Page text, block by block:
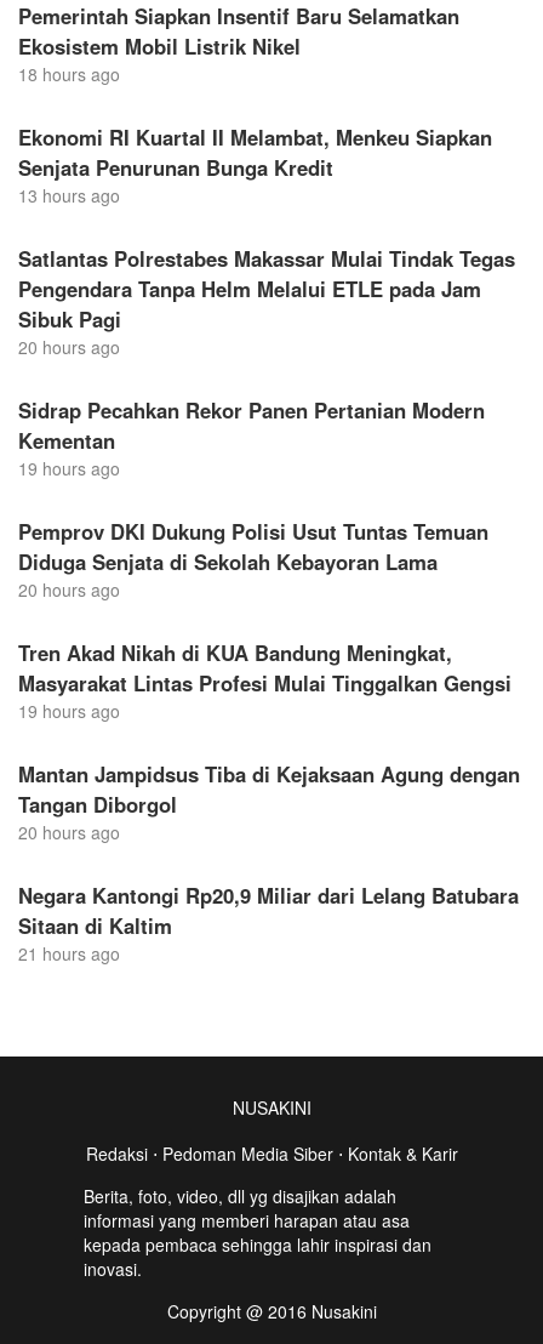
Pemerintah Siapkan Insentif Baru Selamatkan
Ekosistem Mobil Listrik Nikel
18 hours ago
Ekonomi RI Kuartal II Melambat, Menkeu Siapkan
Senjata Penurunan Bunga Kredit
13 hours ago
Satlantas Polrestabes Makassar Mulai Tindak Tegas
Pengendara Tanpa Helm Melalui ETLE pada Jam
Sibuk Pagi
20 hours ago
Sidrap Pecahkan Rekor Panen Pertanian Modern
Kementan
19 hours ago
Pemprov DKI Dukung Polisi Usut Tuntas Temuan
Diduga Senjata di Sekolah Kebayoran Lama
20 hours ago
Tren Akad Nikah di KUA Bandung Meningkat,
Masyarakat Lintas Profesi Mulai Tinggalkan Gengsi
19 hours ago
Mantan Jampidsus Tiba di Kejaksaan Agung dengan
Tangan Diborgol
20 hours ago
Negara Kantongi Rp20,9 Miliar dari Lelang Batubara
Sitaan di Kaltim
21 hours ago
NUSAKINI
Redaksi⋅ Pedoman Media Siber⋅ Kontak & Karir
Berita, foto, video, dll yg disajikan adalah
informasi yang memberi harapan atau asa
kepada pembaca sehingga lahir inspirasi dan
inovasi.
Copyright @ 2016 Nusakini